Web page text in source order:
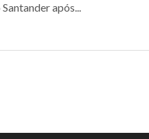
após...